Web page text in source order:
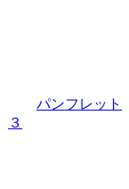
パンフレット
３